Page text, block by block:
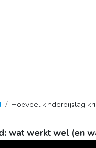
Hoeveel kinderbijslag
wat werkt wel (en